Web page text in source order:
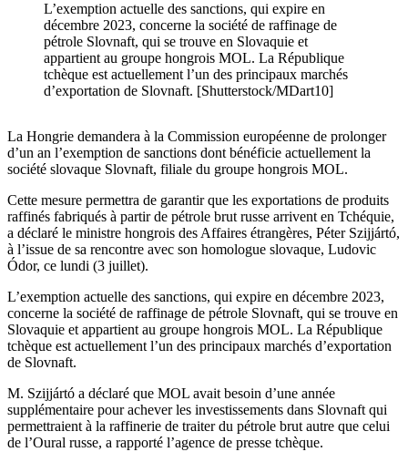
L’exemption actuelle des sanctions, qui expire en
décembre 2023, concerne la société de raffinage de
pétrole Slovnaft, qui se trouve en Slovaquie et
appartient au groupe hongrois MOL. La République
tchèque est actuellement l’un des principaux marchés
d’exportation de Slovnaft. [Shutterstock/MDart10]
La Hongrie demandera à la Commission européenne de prolonger
d’un an l’exemption de sanctions dont bénéficie actuellement la
société slovaque Slovnaft, filiale du groupe hongrois MOL.
Cette mesure permettra de garantir que les exportations de produits
raffinés fabriqués à partir de pétrole brut russe arrivent en Tchéquie,
a déclaré le ministre hongrois des Affaires étrangères, Péter Szijjártó,
à l’issue de sa rencontre avec son homologue slovaque, Ludovic
Ódor, ce lundi (3 juillet).
L’exemption actuelle des sanctions, qui expire en décembre 2023,
concerne la société de raffinage de pétrole Slovnaft, qui se trouve en
Slovaquie et appartient au groupe hongrois MOL. La République
tchèque est actuellement l’un des principaux marchés d’exportation
de Slovnaft.
M. Szijjártó a déclaré que MOL avait besoin d’une année
supplémentaire pour achever les investissements dans Slovnaft qui
permettraient à la raffinerie de traiter du pétrole brut autre que celui
de l’Oural russe, a rapporté l’agence de presse tchèque.